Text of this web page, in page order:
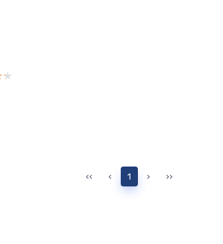
‹‹ ‹ 1 › ››